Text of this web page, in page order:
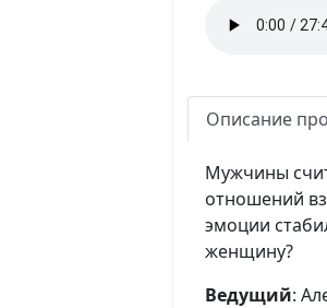
Описание
Мужчины
отношений
эмоции
женщину?
Ведущий: